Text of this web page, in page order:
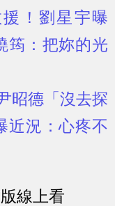
！劉星宇曝
筠：把妳的光
昭德「沒去探
近況：心疼不
線上看